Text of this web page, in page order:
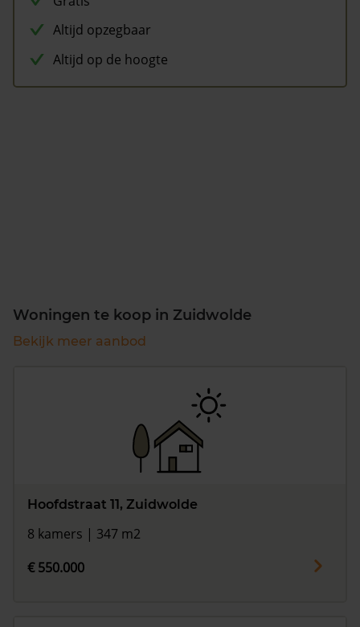
Altijd opzegbaar
Altijd op de hoogte
Woningen te koop in Zuidwolde
Bekijk meer aanbod
Hoofdstraat 11, Zuidwolde
8 kamers | 347 m2
€ 550.000